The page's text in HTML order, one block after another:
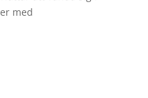
med